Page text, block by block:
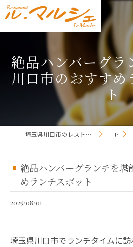
絶品ハンバーグラ
川口市のおすす
ト
埼玉県川口市のレストランならレストラン ル・マルシェ コラム
絶品ハンバーグランチを堪
めランチスポット
2025/08/01
埼玉県川口市でランチタイムに